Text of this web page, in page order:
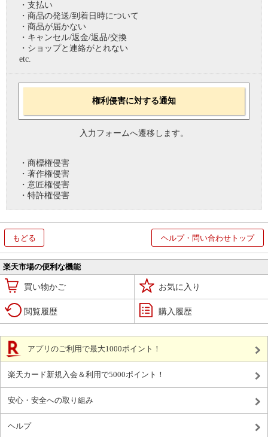
・支払い
・商品の発送/到着日時について
・商品が届かない
・キャンセル/返金/返品/交換
・ショップと連絡がとれない
etc.
権利侵害に対する通知
入力フォームへ遷移します。
・商標権侵害
・著作権侵害
・意匠権侵害
・特許権侵害
もどる ヘルプ・問い合わせトップ
楽天市場の便利な機能
買い物かご お気に入り
閲覧履歴 購入履歴
アプリのご利用で最大1000ポイント！
楽天カード新規入会＆利用で5000ポイント！
安心・安全への取り組み
ヘルプ